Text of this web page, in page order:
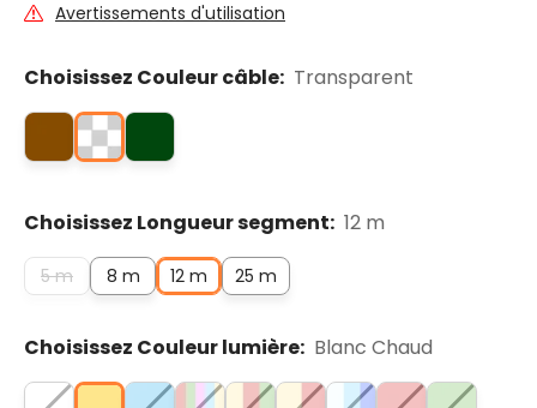
Avertissements d'utilisation
Choisissez Couleur câble: Transparent
Choisissez Longueur segment: 12 m
5 m 8 m 12 m 25 m
Choisissez Couleur lumière: Blanc Chaud